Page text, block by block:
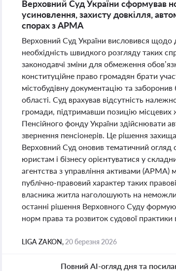
Верховний Суд України сформував
усиновлення, захисту довкілля,
спорах з АРМА
Верховний Суд України висловився щодо
необхідність швидкого розгляду таких
законодавчі зміни для обмеження
конституційне право громадян брати
містобудівну документацію та заборонив
області. Суд врахував відсутність
громади, підтримавши позицію місцевих
Пенсійного фонду України здійснювати
звернення пенсіонерів. Це рішення
Верховний Суд оновив тематичний огляд
юристам і бізнесу орієнтуватися у
агентства з управління активами (АРМА)
публічно-правовий характер таких
власника житла наголошують на
останні рішення Верховного Суду
норм права та розвиток судової практики
LIGA ZAKON, 20 березня 2026
Повний AI-огляд дня та